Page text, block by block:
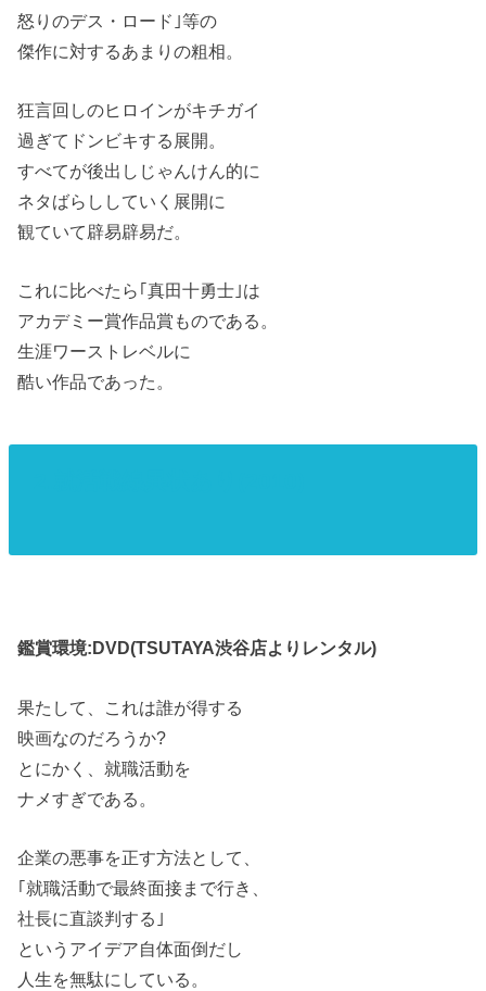
怒りのデス・ロード｣等の
傑作に対するあまりの粗相。
狂言回しのヒロインがキチガイ
過ぎてドンビキする展開。
すべてが後出しじゃんけん的に
ネタばらししていく展開に
観ていて辟易辟易だ。
これに比べたら｢真田十勇士｣は
アカデミー賞作品賞ものである。
生涯ワーストレベルに
酷い作品であった。
鑑賞環境:DVD(TSUTAYA渋谷店よりレンタル)
果たして、これは誰が得する
映画なのだろうか?
とにかく、就職活動を
ナメすぎである。
企業の悪事を正す方法として、
｢就職活動で最終面接まで行き、
社長に直談判する｣
というアイデア自体面倒だし
人生を無駄にしている。